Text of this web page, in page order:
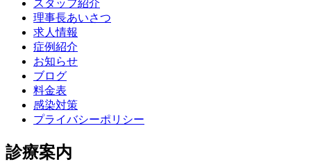
スタッフ紹介
理事長あいさつ
求人情報
症例紹介
お知らせ
ブログ
料金表
感染対策
プライバシーポリシー
診療案内